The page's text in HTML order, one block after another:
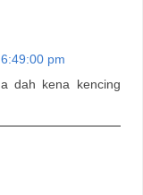
pm
dah kena kencing